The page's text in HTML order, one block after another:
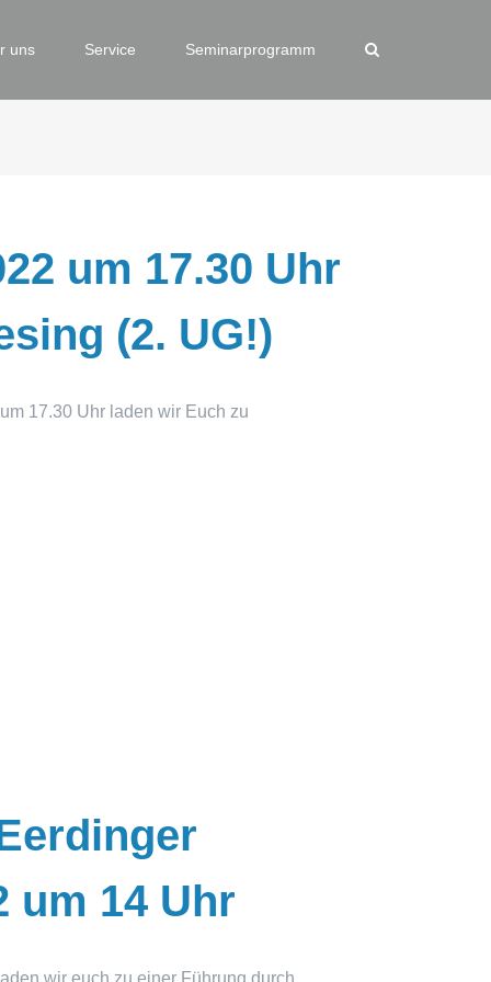
uns Service Seminarprogramm
um 17.30 Uhr
(2. UG!)
17.30 Uhr laden wir Euch zu
um 14 Uhr
wir euch zu einer Führung durch